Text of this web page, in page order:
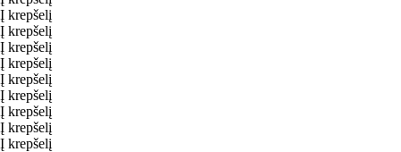
Į krepšelį
Į krepšelį
Į krepšelį
Į krepšelį
Į krepšelį
Į krepšelį
Į krepšelį
Į krepšelį
Į krepšelį